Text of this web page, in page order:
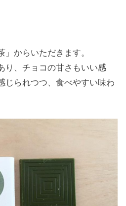
」からいただきます。
り、チョコの甘さもいい感
じられつつ、食べやすい味わ